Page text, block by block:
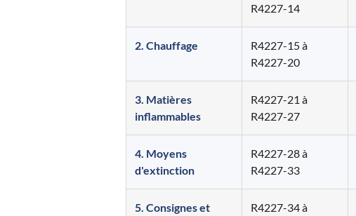
R4227-14
2. Chauffage
R4227-15 à
R4227-20
3. Matières
inflammables
R4227-21 à
R4227-27
4. Moyens
d'extinction
R4227-28 à
R4227-33
5. Consignes et
R4227-34 à